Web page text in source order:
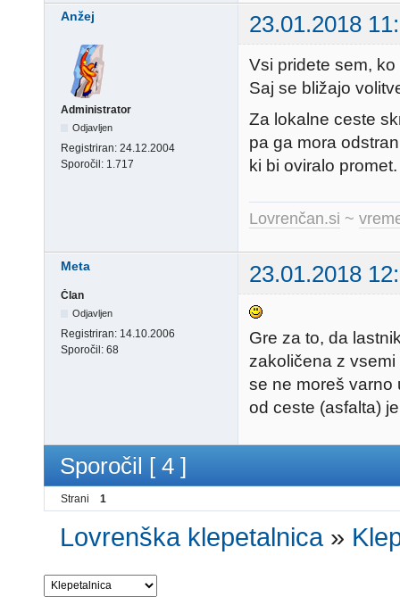
Anžej 23.01.2018
Administrator
Odjavljen
Registriran: 24.12.2004
Sporočil: 1.717
Vsi pridete sem,
Saj se bližajo
Za lokalne ceste
pa ga mora
ki bi oviralo promet.
Lovrenčan.si ~
Meta 23.01.2018
Član
Odjavljen
Registriran: 14.10.2006
Sporočil: 68
Gre za to, da
zakoličena z
se ne moreš varno
od ceste (asfalta)
Sporočil [ 4 ]
Strani 1
Lovrenška klepetalnica »